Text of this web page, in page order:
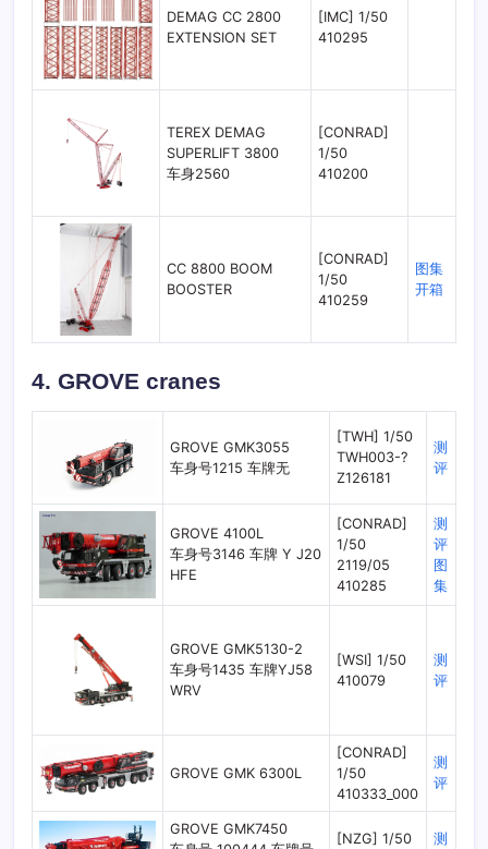
DEMAG CC 2800
EXTENSION SET
[IMC] 1/50
410295
TEREX DEMAG
SUPERLIFT 3800
车身2560
[CONRAD]
1/50
410200
CC 8800 BOOM
BOOSTER
[CONRAD]
1/50
410259
图集
开箱
4. GROVE cranes
GROVE GMK3055
车身号1215 车牌无
[TWH] 1/50
TWH003-?
Z126181
测
评
GROVE 4100L
车身号3146 车牌 Y J20
HFE
[CONRAD]
1/50
2119/05
410285
测
评
图
集
GROVE GMK5130-2
车身号1435 车牌YJ58
WRV
[WSI] 1/50
410079
测
评
GROVE GMK 6300L
[CONRAD]
1/50
410333_000
测
评
GROVE GMK7450
[NZG] 1/50
测